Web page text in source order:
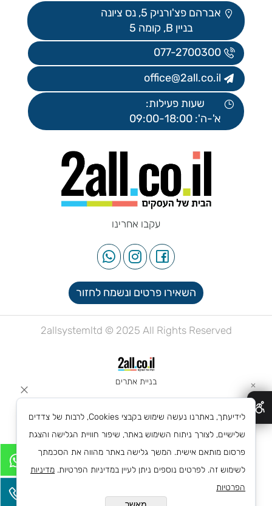
אברהם פצ'ורניק 5, נס ציונה
בניין B, קומה 5
077-2700300
office@2all.co.il
שעות פעילות:
א'-ה': 09:00-18:00
עקבו אחרינו
השאירו פרטים ונשמח לחזור
2allsystemltd © 2025 All Rights Reserved
בניית אתרים ✕
לידיעתך, באתרנו נעשה שימוש בקבצי Cookies, לרבות של צדדים
שלישיים, לצורך ניתוח השימוש באתר, שיפור חוויית הגלישה והצגת
פרסום מותאם אישית. המשך גלישה באתר מהווה את הסכמתך
לשימוש זה. לפרטים נוספים ניתן לעיין במדיניות הפרטיות. מדיניות
הפרטיות